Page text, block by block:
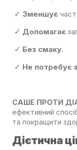
✓ Зменшує
✓ Допомагає
✓ Без смаку.
✓ Не потребує
САШЕ ПРОТИ
ефективний
та покращити
Дієтична